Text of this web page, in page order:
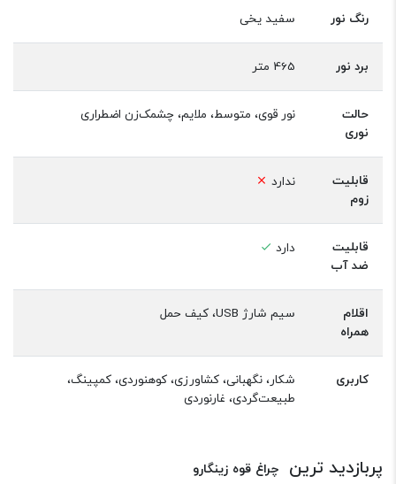
رنگ نور سفید یخی
برد نور 465 متر
حالت
نوری
نور قوی، متوسط، ملایم، چشمک‌زن اضطراری
قابلیت
زوم
ندارد
قابلیت
ضد آب
دارد
اقلام
همراه
سیم شارژ USB، کیف حمل
کاربری
شکار، نگهبانی، کشاورزی، کوهنوردی، کمپینگ،
طبیعت‌گردی، غارنوردی
پربازدید ترین چراغ قوه زینگارو